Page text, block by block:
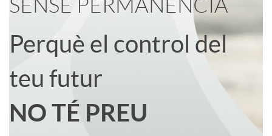
d
e
r
i
c
a
t
e
n
SENSE PERMANÈNCIA
Perquè el control del
teu futur
NO TÉ PREU